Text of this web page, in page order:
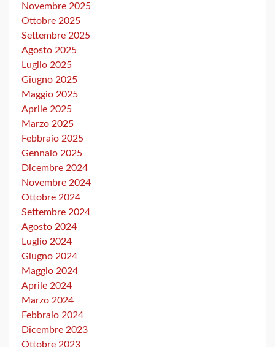
Novembre 2025
Ottobre 2025
Settembre 2025
Agosto 2025
Luglio 2025
Giugno 2025
Maggio 2025
Aprile 2025
Marzo 2025
Febbraio 2025
Gennaio 2025
Dicembre 2024
Novembre 2024
Ottobre 2024
Settembre 2024
Agosto 2024
Luglio 2024
Giugno 2024
Maggio 2024
Aprile 2024
Marzo 2024
Febbraio 2024
Dicembre 2023
Ottobre 2023